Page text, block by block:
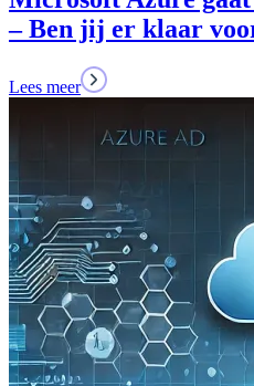
– Ben jij er klaar
Lees meer